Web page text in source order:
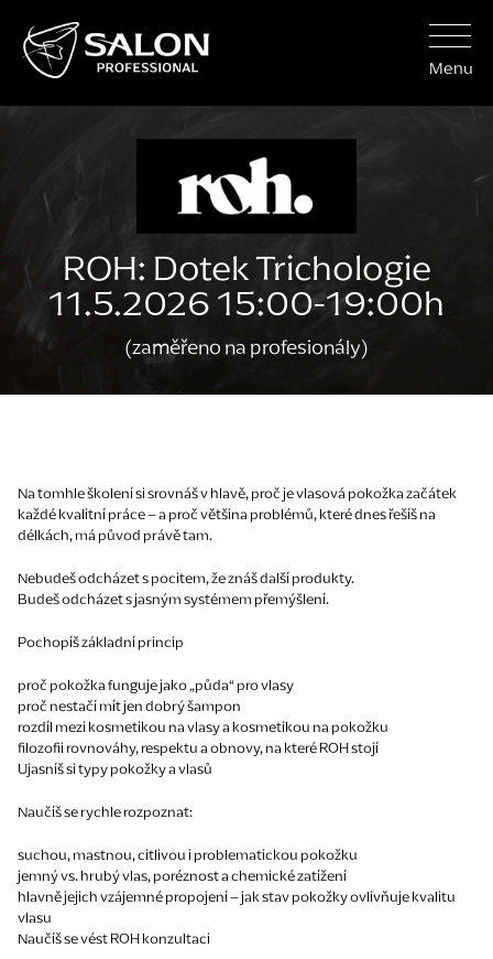
Menu
ROH: Dotek Trichologie
11.5.2026 15:00-19:00h
(zaměřeno na profesionály)
Na tomhle školení si srovnáš v hlavě, proč je vlasová pokožka začátek
každé kvalitní práce – a proč většina problémů, které dnes řešíš na
délkách, má původ právě tam.
Nebudeš odcházet s pocitem, že znáš další produkty.
Budeš odcházet s jasným systémem přemýšlení.
Pochopíš základní princip
proč pokožka funguje jako „půda“ pro vlasy
proč nestačí mít jen dobrý šampon
rozdíl mezi kosmetikou na vlasy a kosmetikou na pokožku
filozofii rovnováhy, respektu a obnovy, na které ROH stojí
Ujasníš si typy pokožky a vlasů
Naučíš se rychle rozpoznat:
suchou, mastnou, citlivou i problematickou pokožku
jemný vs. hrubý vlas, poréznost a chemické zatížení
hlavně jejich vzájemné propojení – jak stav pokožky ovlivňuje kvalitu
vlasu
Naučíš se vést ROH konzultaci